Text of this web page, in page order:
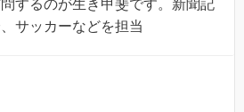
するのが生き甲斐です。新聞記
サッカーなどを担当